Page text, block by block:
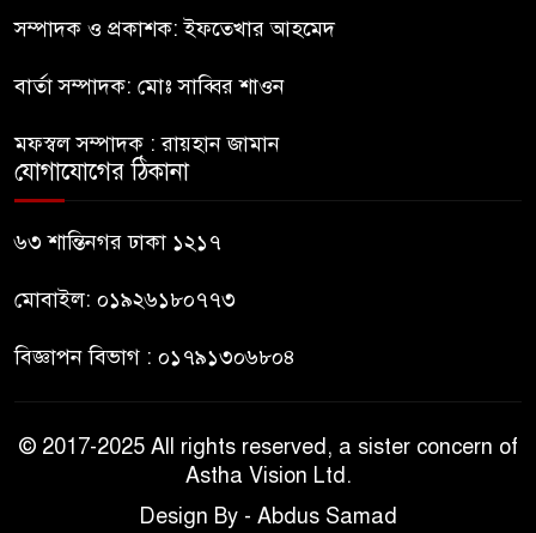
কিশোর
ভারত থেকে আসছে ২ দশমিক ৩
সম্পাদক ও প্রকাশক: ইফতেখার আহমেদ
বার্তা সম্পাদক: মোঃ সাব্বির শাওন
মফস্বল সম্পাদক : রায়হান জামান
যোগাযোগের ঠিকানা
৬৩ শান্তিনগর ঢাকা ১২১৭
মোবাইল: ০১৯২৬১৮০৭৭৩
বিজ্ঞাপন বিভাগ : ০১৭৯১৩০৬৮০৪
© 2017-2025 All rights reserved, a sister concern of
Astha Vision Ltd.
Design By - Abdus Samad